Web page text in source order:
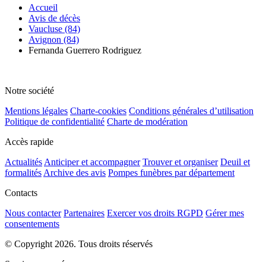
Accueil
Avis de décès
Vaucluse (84)
Avignon (84)
Fernanda Guerrero Rodriguez
Notre société
Mentions légales Charte-cookies Conditions générales d’utilisation
Politique de confidentialité Charte de modération
Accès rapide
Actualités Anticiper et accompagner Trouver et organiser Deuil et
formalités Archive des avis Pompes funèbres par département
Contacts
Nous contacter Partenaires Exercer vos droits RGPD Gérer mes
consentements
© Copyright 2026. Tous droits réservés